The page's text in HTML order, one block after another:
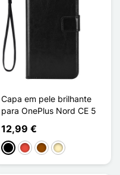
Capa em pele brilhante
para OnePlus Nord CE 5
12,99 €
PretoVermelho
Castanho
Ouro